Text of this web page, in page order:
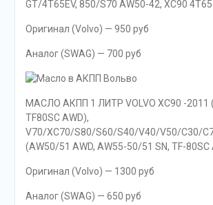
GT/4T65EV, 850/S70 AW50-42, XC90 4T65
Оригинал (Volvo) — 950 руб
Аналог (SWAG) — 700 руб
МАСЛО АКПП 1 ЛИТР VOLVO XC90 -2011
TF80SC AWD),
V70/XC70/S80/S60/S40/V40/V50/C30/
(AW50/51 AWD, AW55-50/51 SN, TF-80SC
Оригинал (Volvo) — 1300 руб
Аналог (SWAG) — 650 руб